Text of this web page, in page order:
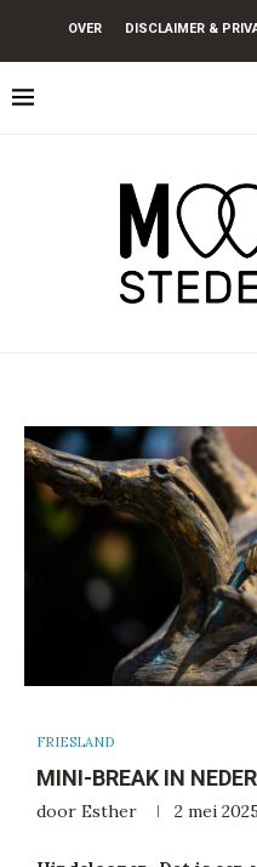
OVER DISCLAIMER &
FRIESLAND
MINI-BREAK IN
door Esther 2 mei 2025